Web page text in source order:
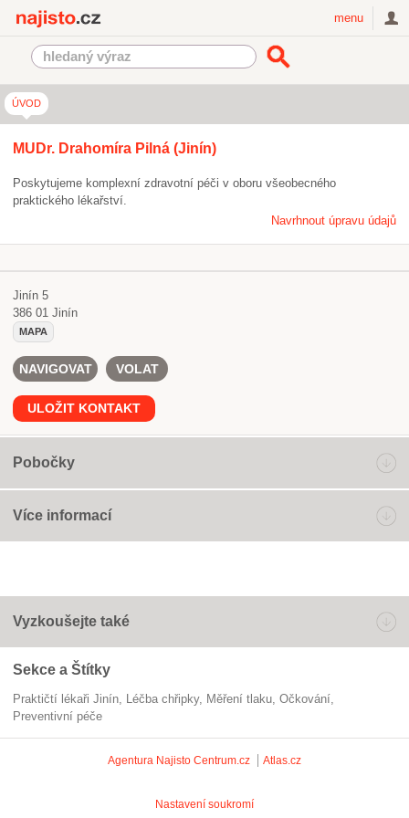
menu
ÚVOD
MUDr. Drahomíra Pilná (Jinín)
Poskytujeme komplexní zdravotní péči v oboru všeobecného
praktického lékařství.
Navrhnout úpravu údajů
Jinín 5
386 01 Jinín
MAPA
NAVIGOVAT VOLAT
ULOŽIT KONTAKT
Pobočky
Více informací
Vyzkoušejte také
Sekce a Štítky
Praktičtí lékaři Jinín léčba chřipky měření tlaku
očkování
preventivní péče
Agentura Najisto Centrum.cz Atlas.cz
Nastavení soukromí